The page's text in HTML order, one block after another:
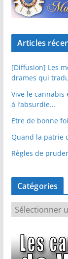
Articles
[Diffusion] Les
drames qui
Vive le cannabis
à l’absurdie…
Etre de bonne foi
Quand la patrie
Règles de
Catégories
a
é